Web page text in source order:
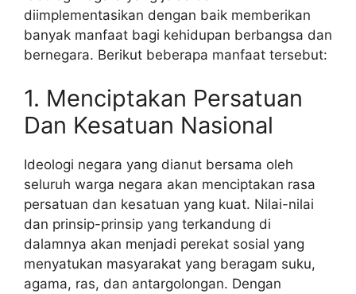
diimplementasikan dengan baik memberikan
banyak manfaat bagi kehidupan berbangsa dan
bernegara. Berikut beberapa manfaat tersebut:
1. Menciptakan Persatuan
Dan Kesatuan Nasional
Ideologi negara yang dianut bersama oleh
seluruh warga negara akan menciptakan rasa
persatuan dan kesatuan yang kuat. Nilai-nilai
dan prinsip-prinsip yang terkandung di
dalamnya akan menjadi perekat sosial yang
menyatukan masyarakat yang beragam suku,
agama, ras, dan antargolongan. Dengan